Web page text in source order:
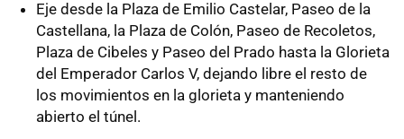
Eje desde la Plaza de Emilio Castelar, Paseo de la
Castellana, la Plaza de Colón, Paseo de Recoletos,
Plaza de Cibeles y Paseo del Prado hasta la Glorieta
del Emperador Carlos V, dejando libre el resto de
los movimientos en la glorieta y manteniendo
abierto el túnel.